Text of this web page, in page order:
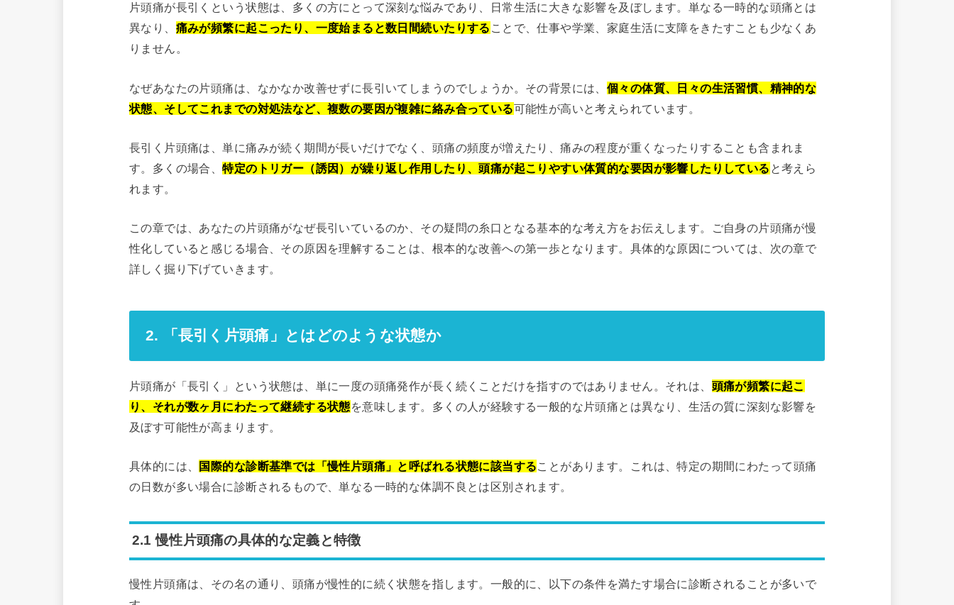
片頭痛が長引くという状態は、多くの方にとって深刻な悩みであり、日常生活に大きな影響を及ぼします。単なる一時的な頭痛とは
異なり、 痛みが頻繁に起こったり、一度始まると数日間続いたりする ことで、仕事や学業、家庭生活に支障をきたすことも少なくあ
りません。
なぜあなたの片頭痛は、なかなか改善せずに長引いてしまうのでしょうか。その背景には、 個々の体質、日々の生活習慣、精神的な
状態、そしてこれまでの対処法など、複数の要因が複雑に絡み合っている可能性が高いと考えられています。
長引く片頭痛は、単に痛みが続く期間が長いだけでなく、頭痛の頻度が増えたり、痛みの程度が重くなったりすることも含まれま
す。多くの場合、特定のトリガー（誘因）が繰り返し作用したり、頭痛が起こりやすい体質的な要因が影響したりしている と考えら
れます。
この章では、あなたの片頭痛がなぜ長引いているのか、その疑問の糸口となる基本的な考え方をお伝えします。ご自身の片頭痛が慢
性化していると感じる場合、その原因を理解することは、根本的な改善への第一歩となります。具体的な原因については、次の章で
詳しく掘り下げていきます。
2. 「長引く片頭痛」とはどのような状態か
片頭痛が「長引く」という状態は、単に一度の頭痛発作が長く続くことだけを指すのではありません。それは、 頭痛が頻繁に起こ
り、それが数ヶ月にわたって継続する状態を意味します。多くの人が経験する一般的な片頭痛とは異なり、生活の質に深刻な影響を
及ぼす可能性が高まります。
具体的には、 国際的な診断基準では「慢性片頭痛」と呼ばれる状態に該当することがあります。これは、特定の期間にわたって頭痛
の日数が多い場合に診断されるもので、単なる一時的な体調不良とは区別されます。
2.1 慢性片頭痛の具体的な定義と特徴
慢性片頭痛は、その名の通り、頭痛が慢性的に続く状態を指します。一般的に、以下の条件を満たす場合に診断されることが多いで